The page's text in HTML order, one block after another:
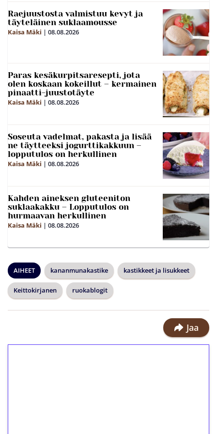
Raejuustosta valmistuu kevyt ja
täyteläinen suklaamousse
Kaisa Mäki | 08.08.2026
Paras kesäkurpitsaresepti, jota
olen koskaan kokeillut – kermainen
pinaatti-juustotäyte
Kaisa Mäki | 08.08.2026
Soseuta vadelmat, pakasta ja lisää
ne täytteeksi jogurttikakkuun –
lopputulos on herkullinen
Kaisa Mäki | 08.08.2026
Kahden aineksen gluteeniton
suklaakakku – Lopputulos on
hurmaavan herkullinen
Kaisa Mäki | 08.08.2026
AIHEET kananmunakastike kastikkeet ja lisukkeet
Keittokirjanen ruokablogit
Jaa